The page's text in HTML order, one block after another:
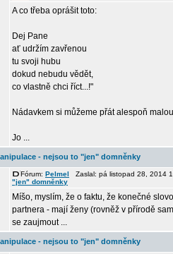
A co třeba oprášit toto:
Dej Pane
ať udržím zavřenou
tu svoji hubu
dokud nebudu vědět,
co vlastně chci říct...!"
Nádavkem si můžeme přát alespoň
Jo ...
- nejsou to "jen" domněnky
Fórum: Pelmel Zaslal: pá listopad 28, 2014
"jen" domněnky
Míšo, myslím, že o faktu, že konečné
partnera - mají ženy (rovněž v přírodě
se zaujmout ...
- nejsou to "jen" domněnky